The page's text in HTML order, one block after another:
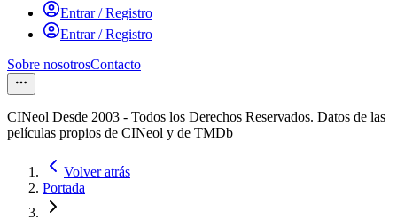
Entrar / Registro
Entrar / Registro
Sobre nosotrosContacto
CINeol Desde 2003 - Todos los Derechos Reservados. Datos de las
películas propios de CINeol y de TMDb
Volver atrás
Portada